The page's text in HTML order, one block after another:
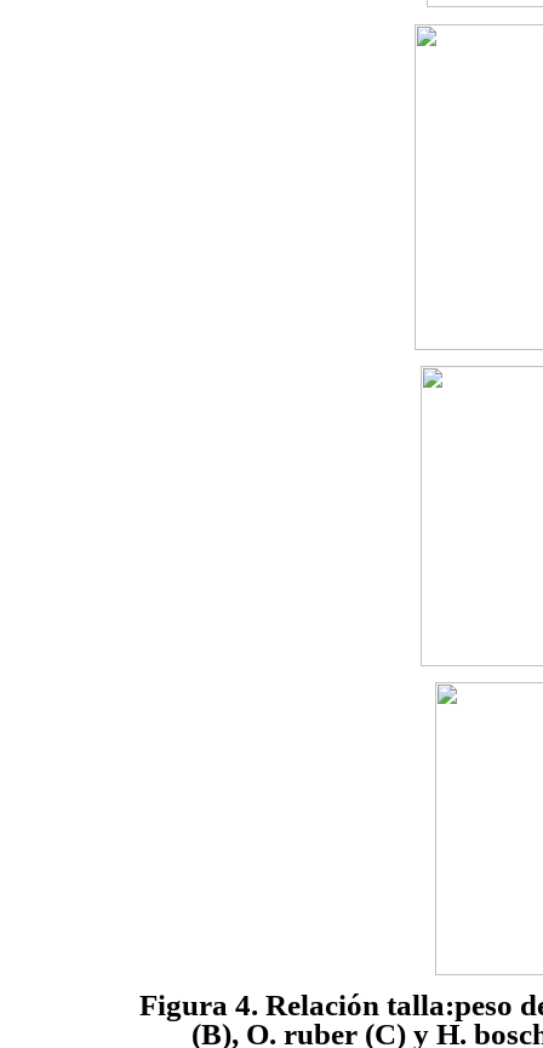
Figura 4. Relación talla:peso
(B), O. ruber (C) y H.